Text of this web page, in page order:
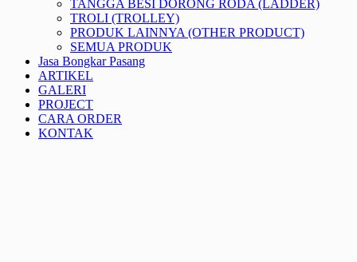
TANGGA BESI DORONG RODA (LADDER)
TROLI (TROLLEY)
PRODUK LAINNYA (OTHER PRODUCT)
SEMUA PRODUK
Jasa Bongkar Pasang
ARTIKEL
GALERI
PROJECT
CARA ORDER
KONTAK